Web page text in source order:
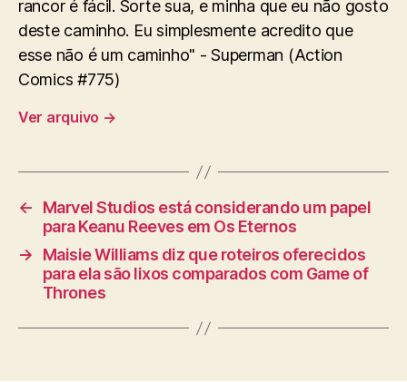
rancor é fácil. Sorte sua, e minha que eu não gosto
deste caminho. Eu simplesmente acredito que
esse não é um caminho" - Superman (Action
Comics #775)
Ver arquivo →
←
Marvel Studios está considerando um papel
para Keanu Reeves em Os Eternos
→
Maisie Williams diz que roteiros oferecidos
para ela são lixos comparados com Game of
Thrones